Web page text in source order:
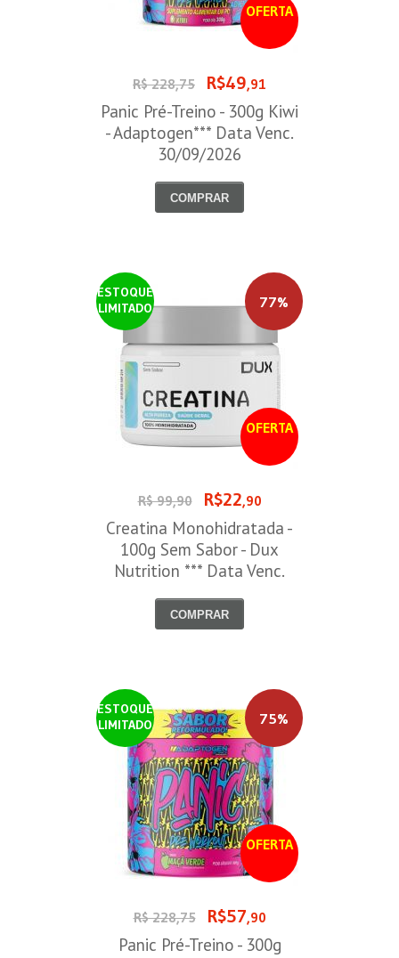
OFERTA
R$ 228,75 R$49,91
Panic Pré-Treino - 300g Kiwi
- Adaptogen*** Data Venc.
30/09/2026
COMPRAR
ESTOQUE
LIMITADO
OFERTA
77%
R$ 99,90 R$22,90
Creatina Monohidratada -
100g Sem Sabor - Dux
Nutrition *** Data Venc.
COMPRAR
ESTOQUE
LIMITADO
OFERTA
75%
R$ 228,75 R$57,90
Panic Pré-Treino - 300g